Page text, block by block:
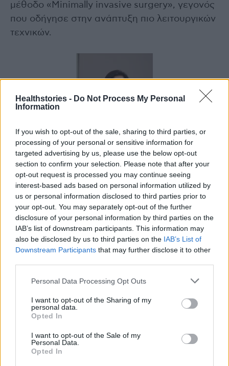
Healthstories - Do Not Process My Personal
Information
If you wish to opt-out of the sale, sharing to third parties, or
processing of your personal or sensitive information for
targeted advertising by us, please use the below opt-out
section to confirm your selection. Please note that after your
opt-out request is processed you may continue seeing
interest-based ads based on personal information utilized by
us or personal information disclosed to third parties prior to
your opt-out. You may separately opt-out of the further
disclosure of your personal information by third parties on the
IAB’s list of downstream participants. This information may
also be disclosed by us to third parties on the IAB’s List of
Downstream Participants that may further disclose it to other
Personal Data Processing Opt Outs
I want to opt-out of the Sharing of my
personal data.
Opted In
I want to opt-out of the Sale of my
Personal Data.
Opted In
μέθοδο «Minimally invasive surgery», γεγονός
που οδήγησε στην ανάπτυξη πιο λειτουργικών
τεχνικών.
Η κα. Ανατολή Παταρίδου
Ανατολή Παταρίδου
Χειρουργός Ωτορινολαρυγγολόγος, Επιστ.
Συνεργάτης ΥΓΕΙΑ